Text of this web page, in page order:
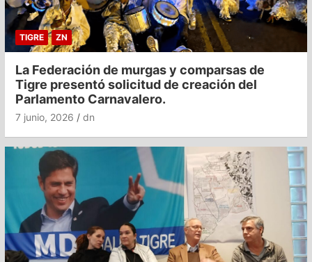
TIGRE ZN
La Federación de murgas y comparsas de
Tigre presentó solicitud de creación del
Parlamento Carnavalero.
7 junio, 2026 dn